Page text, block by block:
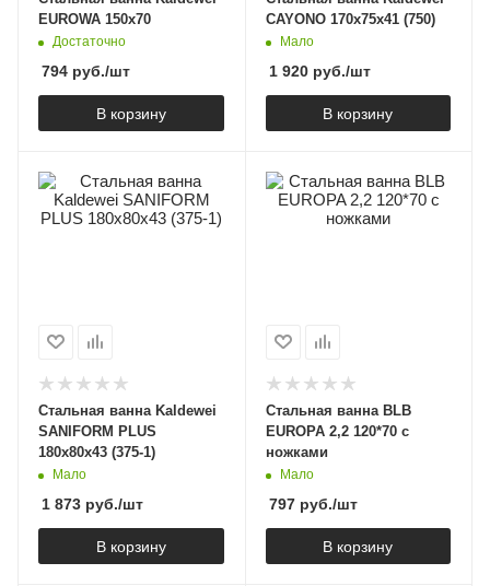
EUROWA 150х70
Достаточно
794 руб./шт
В корзину
CAYONO 170х75х41 (750)
Мало
1 920руб./шт
В корзину
Стальная ванна Kaldewei
SANIFORM PLUS
180х80х43 (375-1)
Мало
1 873 руб./шт
В корзину
Стальная ванна BLB
EUROPA 2,2 120*70 с
ножками
Мало
797руб./шт
В корзину